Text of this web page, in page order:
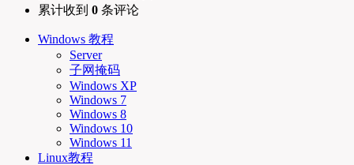
累计收到 0 条评论
Windows 教程
Server
子网掩码
Windows XP
Windows 7
Windows 8
Windows 10
Windows 11
Linux教程